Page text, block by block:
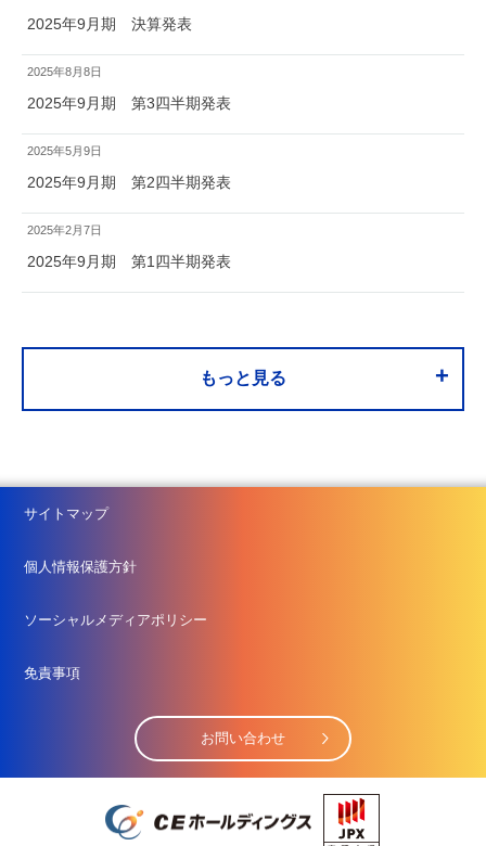
2025年9月期 決算発表
2025年8月8日
2025年9月期 第3四半期発表
2025年5月9日
2025年9月期 第2四半期発表
2025年2月7日
2025年9月期 第1四半期発表
もっと見る +
サイトマップ
個人情報保護方針
ソーシャルメディアポリシー
免責事項
お問い合わせ